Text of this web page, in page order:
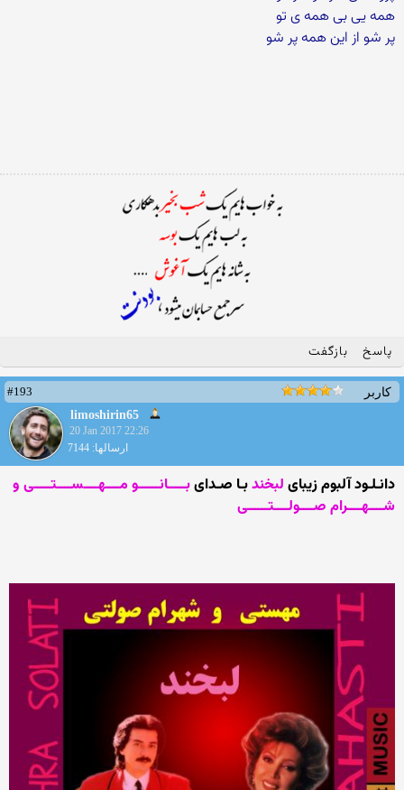
همه یی بی همه ی تو
پر شو از این همه پر شو
پاسخ بازگفت
کاربر
#193
limoshirin65
20 Jan 2017 22:26
ارسالها: 7144
دانـلـود آلبوم زیبای لبخندبـا صـدایبـــــانــــــو مــــهــــســــتـــــی و
شــــهــــرام صــــولــــتــــــی